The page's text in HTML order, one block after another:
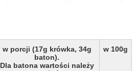
w porcji (17g krówka, 34g
baton).
Dla batona wartości należy
w 100g